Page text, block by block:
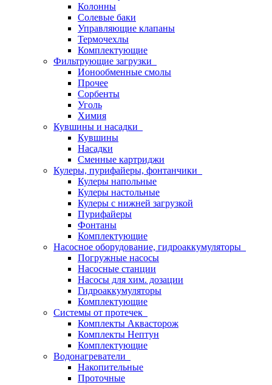
Колонны
Солевые баки
Управляющие клапаны
Термочехлы
Комплектующие
Фильтрующие загрузки
Ионообменные смолы
Прочее
Сорбенты
Уголь
Химия
Кувшины и насадки
Кувшины
Насадки
Сменные картриджи
Кулеры, пурифайеры, фонтанчики
Кулеры напольные
Кулеры настольные
Кулеры с нижней загрузкой
Пурифайеры
Фонтаны
Комплектующие
Насосное оборудование, гидроаккумуляторы
Погружные насосы
Насосные станции
Насосы для хим. дозации
Гидроаккумуляторы
Комплектующие
Системы от протечек
Комплекты Аквасторож
Комплекты Нептун
Комплектующие
Водонагреватели
Накопительные
Проточные